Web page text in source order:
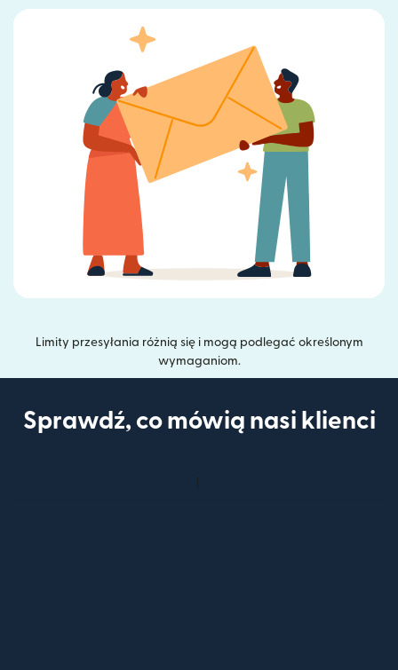
Limity przesyłania różnią się i mogą podlegać określonym
wymaganiom.
Sprawdź, co mówią nasi klienci